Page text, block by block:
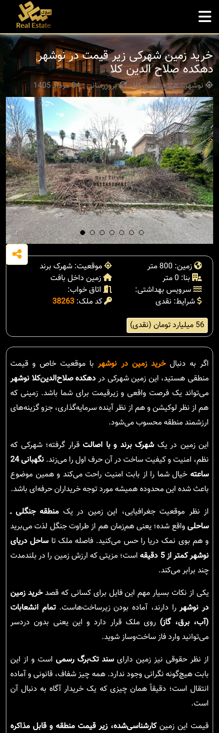
خرید زمین شهرکی زیر قیمت در نوشهر
دهکده صلاح الدین کلا
نوشهر - صلاح الدین کلا بروزرسانی : 04 مرداد 1405
زمین: 800 متر
موقعیت: شهرک برند
بنا: 0 متر
زمین داخل بافت
سرویس بهداشتی:
اتاق خواب:
شرایط: نقدی
کد ملک: 38263
56 میلیارد تومان (نقدی)
اگر به دنبالخرید زمین در نوشهربا موقعیت خاص و قیمت
منطقی هستید، این زمین شهرکی در دهکده صلاح‌الدین‌کلا نوشهر
می‌تواند یک فرصت واقعی و زیرقیمت برای شما باشد. زمینی که
هم از نظر لوکیشن و هم از نظر آینده سرمایه‌گذاری، جزو گزینه‌های
ارزشمند منطقه محسوب می‌شود.
این زمین در یک شهرک برند و با اصالت قرار گرفته؛ شهرکی که
نظم، امنیت و کیفیت ساخت در آن حرف اول را می‌زند.
نگهبانی 24
ساعته خیال شما را از بابت امنیت راحت می‌کند و همین موضوع
باعث شده این محدوده همیشه مورد توجه خریداران حرفه‌ای باشد.
از نظر موقعیت جغرافیایی، این زمین در یک منطقه جنگلی ـ
ساحلی واقع شده؛ یعنی هم‌زمان هم از طراوت جنگل لذت می‌برید
و هم بوی نمک دریا را حس می‌کنید. فاصله ملک تاساحل دریای
نوشهر کمتر از 5 دقیقه
است؛ مزیتی که ارزش زمین را در بلندمدت
چند برابر می‌کند.
یکی از نکات بسیار مهم این فایل برای کسانی که قصدخرید زمین
در نوشهررا دارند، آماده بودن زیرساخت‌هاست.تمام انشعابات
(آب، برق، گاز) روی ملک قرار دارد و این یعنی بدون دردسر
می‌توانید وارد فاز ساخت‌وساز شوید.
از نظر حقوقی نیز زمین دارایسند تک‌برگ رسمی است و از این
بابت هیچ‌گونه نگرانی وجود ندارد. همه چیز شفاف، قانونی و آماده
انتقال است؛ دقیقاً همان چیزی که یک خریدار آگاه به دنبال آن
است.
قیمت این زمینکارشناسی‌شده، زیر قیمت منطقه و قابل مذاکره